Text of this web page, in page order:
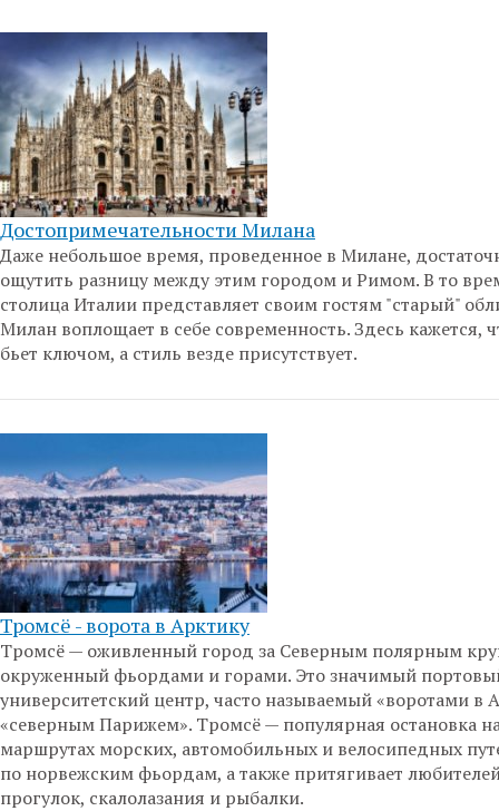
Достопримечательности Милана
Даже небольшое время, проведенное в Милане,
ощутить разницу между этим городом и Римом. В то
столица Италии представляет своим гостям "старый"
Милан воплощает в себе современность. Здесь кажется,
бьет ключом, а стиль везде присутствует.
Тромсё - ворота в Арктику
Тромсё — оживленный город за Северным полярным
окруженный фьордами и горами. Это значимый
университетский центр, часто называемый «воротами в
«северным Парижем». Тромсё — популярная остановка
маршрутах морских, автомобильных и велосипедных
по норвежским фьордам, а также притягивает
прогулок, скалолазания и рыбалки.